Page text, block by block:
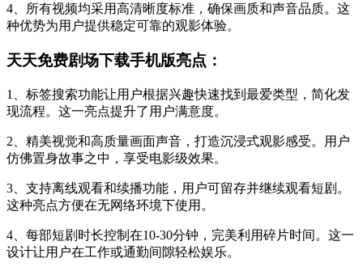
4、所有视频均采用高清晰度标准，确保画质和声音品质。这
种优势为用户提供稳定可靠的观影体验。
天天免费剧场下载手机版亮点：
1、标签搜索功能让用户根据兴趣快速找到最爱类型，简化发
现流程。这一亮点提升了用户满意度。
2、精美视觉和高质量画面声音，打造沉浸式观影感受。用户
仿佛置身故事之中，享受电影级效果。
3、支持离线观看和续播功能，用户可留存并继续观看短剧。
这种亮点方便在无网络环境下使用。
4、每部短剧时长控制在10-30分钟，完美利用碎片时间。这一
设计让用户在工作或通勤间隙轻松娱乐。